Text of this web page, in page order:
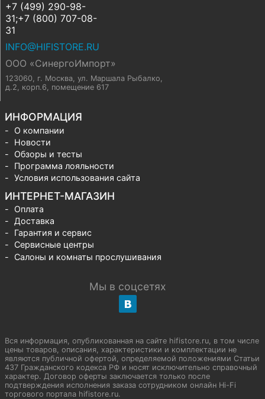
+7 (499) 290-98-
31;+7 (800) 707-08-
31
INFO@HIFISTORE.RU
ООО «СинергоИмпорт»
123060, г. Москва, ул. Маршала Рыбалко,
д.2, корп.6, помещение 617
ИНФОРМАЦИЯ
О компании
Новости
Обзоры и тесты
Программа лояльности
Условия использования сайта
ИНТЕРНЕТ-МАГАЗИН
Оплата
Доставка
Гарантия и сервис
Сервисные центры
Салоны и комнаты прослушивания
Мы в соцсетях
Вся информация, опубликованная на сайте hifistore.ru, в том числе
цены товаров, описания, характеристики и комплектации не
являются публичной офертой, определяемой положениями Статьи
437 Гражданского кодекса РФ и носят исключительно справочный
характер. Договор оферты заключается только после
подтверждения исполнения заказа сотрудником онлайн Hi-Fi
торгового портала hifistore.ru.